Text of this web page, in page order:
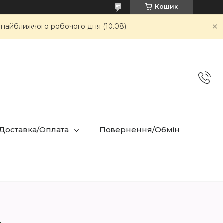
Кошик
робочого дня (10.08).
Оплата Повернення/Обмін